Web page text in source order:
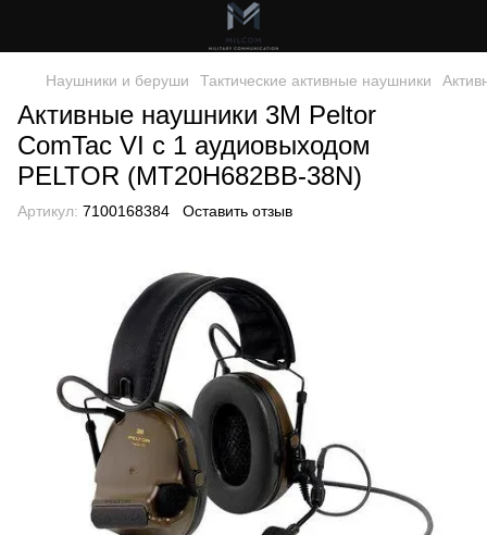
Наушники и беруши Тактические активные наушники
Активные наушники 3M Peltor
ComTac VI с 1 аудиовыходом
PELTOR (MT20H682BB-38N)
Артикул: 7100168384 Оставить отзыв